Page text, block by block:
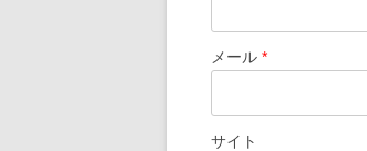
メール *
サイト